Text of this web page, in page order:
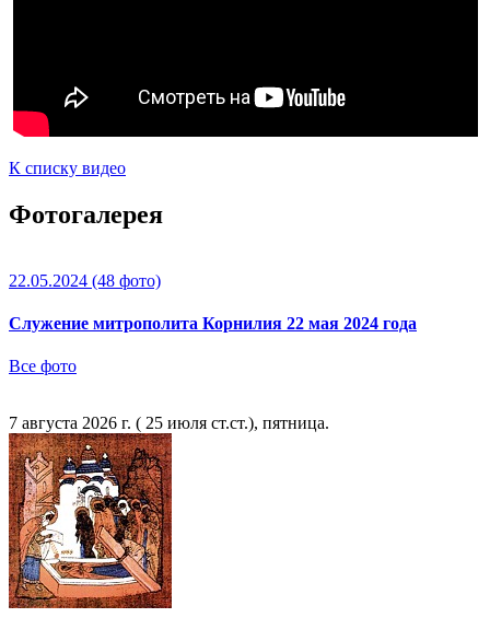
К списку видео
Фотогалерея
22.05.2024 (48 фото)
Служение митрополита Корнилия 22 мая 2024 года
Все фото
7 августа 2026 г. ( 25 июля ст.ст.), пятница.